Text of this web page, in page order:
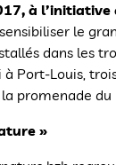
à
le
dans les
à Port-Louis,
promenade
»